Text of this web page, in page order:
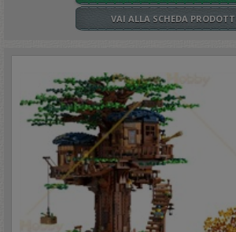
VAI ALLA SCHEDA